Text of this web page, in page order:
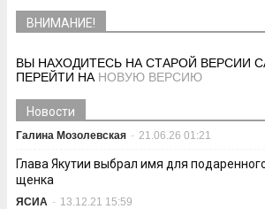
ВНИМАНИЕ!
ВЫ НАХОДИТЕСЬ НА СТАРОЙ ВЕРСИИ
ПЕРЕЙТИ НА НОВУЮ ВЕРСИЮ
Новости
Галина Мозолевская - 21.06.26 01:21
Глава Якутии выбрал имя для
щенка
ЯСИА - 13.12.21 15:59